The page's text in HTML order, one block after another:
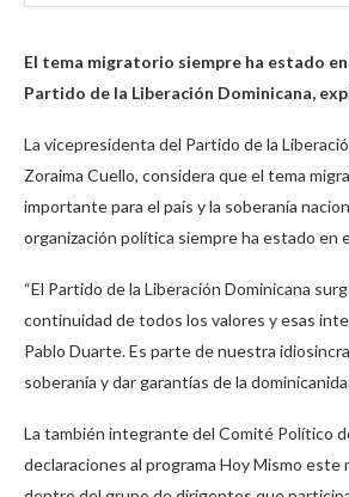
El tema migratorio siempre ha estado
Partido de la Liberación Dominicana,
La vicepresidenta del Partido de la
Zoraima Cuello, considera que el tema
importante para el país y la soberanía
organización política siempre ha estado en
“El Partido de la Liberación Dominicana
continuidad de todos los valores y esas
Pablo Duarte. Es parte de nuestra
soberanía y dar garantías de la
La también integrante del Comité Político
declaraciones al programa Hoy Mismo este